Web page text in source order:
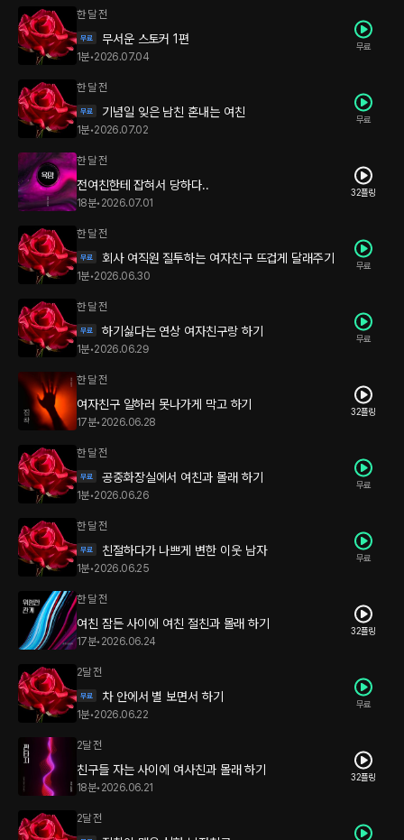
한 달 전
무서운 스토커 1편
1분•2026.07.04
무료
한 달 전
기념일 잊은 남친 혼내는 여친
1분•2026.07.02
무료
한 달 전
전여친한테 잡혀서 당하다..
18분• 2026.07.01
32플링
한 달 전
회사 여직원 질투하는 여자친구 뜨겁게 달래주기
1분•2026.06.30
무료
한 달 전
하기싫다는 연상 여자친구랑 하기
1분•2026.06.29
무료
한 달 전
여자친구 일하러 못나가게 막고 하기
17분• 2026.06.28
32플링
한 달 전
공중화장실에서 여친과 몰래 하기
1분•2026.06.26
무료
한 달 전
친절하다가 나쁘게 변한 이웃 남자
1분•2026.06.25
무료
한 달 전
여친 잠든 사이에 여친 절친과 몰래 하기
17분• 2026.06.24
32플링
2달 전
차 안에서 별 보면서 하기
1분•2026.06.22
무료
2달 전
친구들 자는 사이에 여사친과 몰래 하기
18분• 2026.06.21
32플링
2달 전